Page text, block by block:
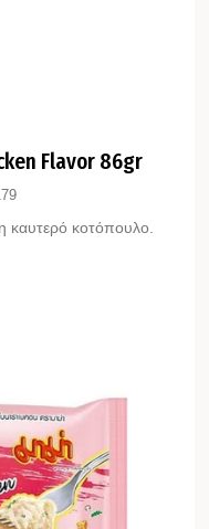
Flavor 86gr
καυτερό κοτόπουλο.